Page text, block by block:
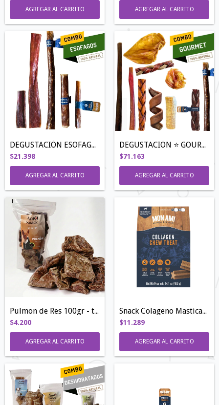
AGREGAR AL CARRITO AGREGAR AL CARRITO
DEGUSTACIÓN ESOFAGO ➕SABOR
$21.398
AGREGAR AL CARRITO
DEGUSTACIÓN ⭐️ GOURMET ⭐️
$71.163
AGREGAR AL CARRITO
Pulmon de Res 100gr - trozos grandes
$4.200
AGREGAR AL CARRITO
Snack Colageno Masticable | 400gr
$11.289
AGREGAR AL CARRITO